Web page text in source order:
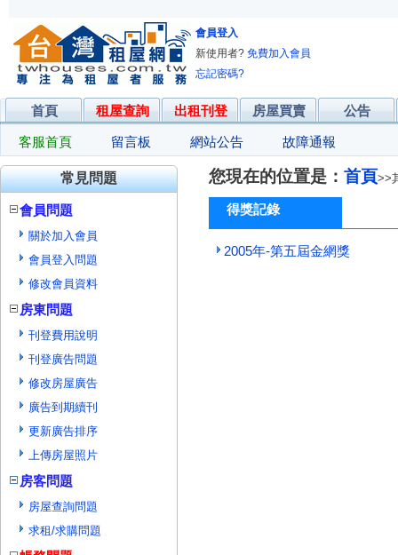
會員登入
新使用者? 免費加入會員
忘記密碼?
首頁 租屋查詢 出租刊登 房屋買賣 公告
客服首頁 留言板 網站公告 故障通報
您現在的位置是： 首頁>>
得獎記錄
2005年-第五屆金網獎
常見問題
會員問題
關於加入會員
會員登入問題
修改會員資料
房東問題
刊登費用說明
刊登廣告問題
修改房屋廣告
廣告到期續刊
更新廣告排序
上傳房屋照片
房客問題
房屋查詢問題
求租/求購問題